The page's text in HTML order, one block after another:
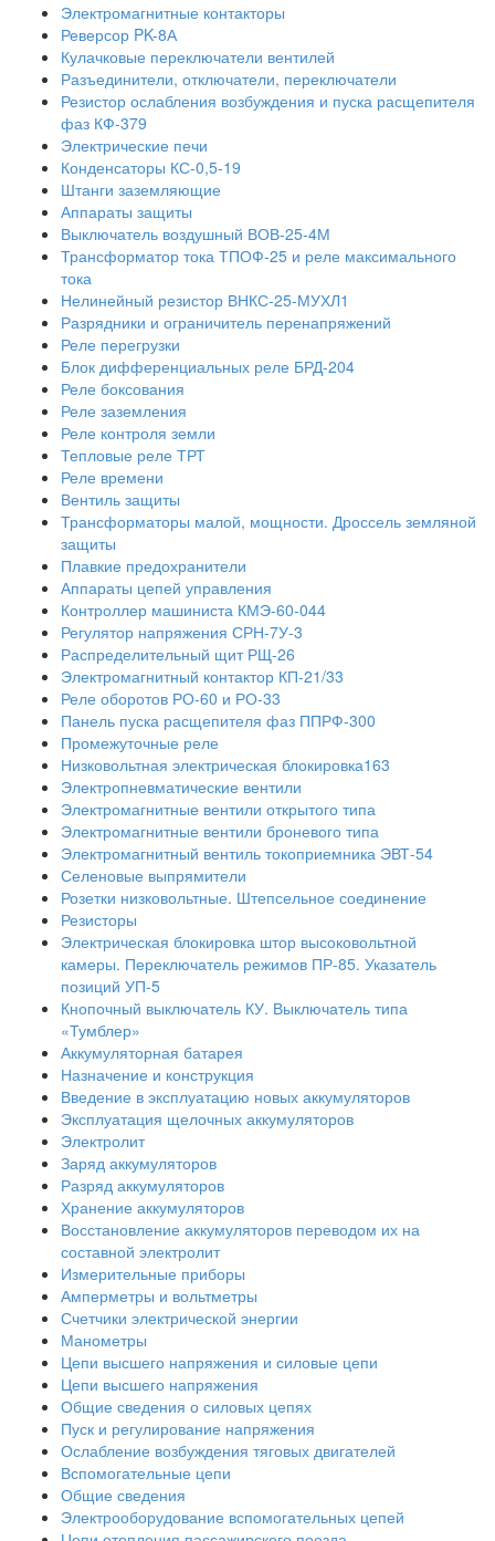
Электромагнитные контакторы
Реверсор PK-8А
Кулачковые переключатели вентилей
Разъединители, отключатели, переключатели
Резистор ослабления возбуждения и пуска расщепителя
фаз КФ-379
Электрические печи
Конденсаторы КС-0,5-19
Штанги заземляющие
Аппараты защиты
Выключатель воздушный ВОВ-25-4М
Трансформатор тока ТПОФ-25 и реле максимального
тока
Нелинейный резистор ВНКС-25-МУХЛ1
Разрядники и ограничитель перенапряжений
Реле перегрузки
Блок дифференциальных реле БРД-204
Реле боксования
Реле заземления
Реле контроля земли
Тепловые реле ТРТ
Реле времени
Вентиль защиты
Трансформаторы малой, мощности. Дроссель земляной
защиты
Плавкие предохранители
Аппараты цепей управления
Контроллер машиниста КМЭ-60-044
Регулятор напряжения СРН-7У-3
Распределительный щит РЩ-26
Электромагнитный контактор КП-21/33
Реле оборотов РО-60 и РО-33
Панель пуска расщепителя фаз ППРФ-300
Промежуточные реле
Низковольтная электрическая блокировка163
Электропневматические вентили
Электромагнитные вентили открытого типа
Электромагнитные вентили броневого типа
Электромагнитный вентиль токоприемника ЭВТ-54
Селеновые выпрямители
Розетки низковольтные. Штепсельное соединение
Резисторы
Электрическая блокировка штор высоковольтной
камеры. Переключатель режимов ПР-85. Указатель
позиций УП-5
Кнопочный выключатель КУ. Выключатель типа
«Тумблер»
Аккумуляторная батарея
Назначение и конструкция
Введение в эксплуатацию новых аккумуляторов
Эксплуатация щелочных аккумуляторов
Электролит
Заряд аккумуляторов
Разряд аккумуляторов
Хранение аккумуляторов
Восстановление аккумуляторов переводом их на
составной электролит
Измерительные приборы
Амперметры и вольтметры
Счетчики электрической энергии
Манометры
Цепи высшего напряжения и силовые цепи
Цепи высшего напряжения
Общие сведения о силовых цепях
Пуск и регулирование напряжения
Ослабление возбуждения тяговых двигателей
Вспомогательные цепи
Общие сведения
Электрооборудование вспомогательных цепей